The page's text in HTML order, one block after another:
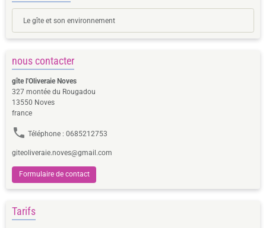
Le gîte et son environnement
nous contacter
gîte l'Oliveraie Noves
327 montée du Rougadou
13550 Noves
france
Téléphone : 0685212753
giteoliveraie.noves@gmail.com
Formulaire de contact
Tarifs